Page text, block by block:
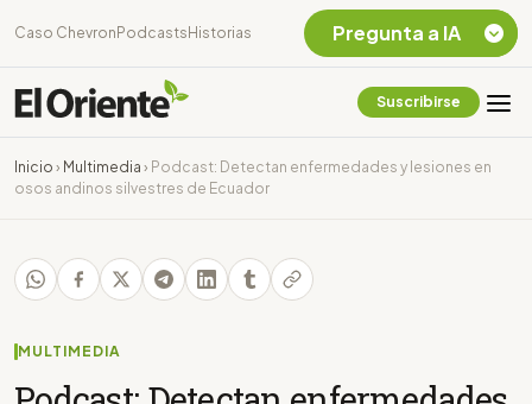
Caso Chevron Podcasts Historias
Suscribirse
Inicio › Multimedia › Podcast: Detectan enfermedades y lesiones en
osos andinos silvestres de Ecuador
MULTIMEDIA
Pregunta a IA
Chevron Ecuador